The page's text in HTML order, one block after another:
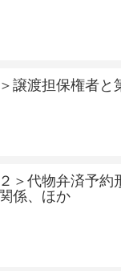
譲渡担保権者と
＞代物弁済予約
係、ほか